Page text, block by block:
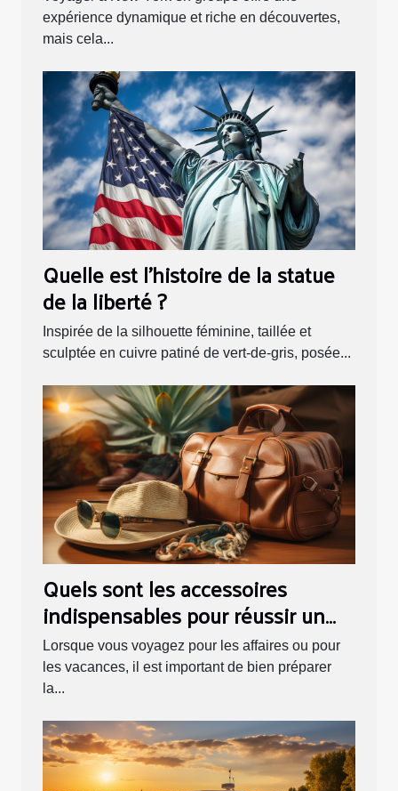
expérience dynamique et riche en découvertes,
mais cela...
Quelle est l’histoire de la statue
de la liberté ?
Inspirée de la silhouette féminine, taillée et
sculptée en cuivre patiné de vert-de-gris, posée...
Quels sont les accessoires
indispensables pour réussir un
voyage ?
Lorsque vous voyagez pour les affaires ou pour
les vacances, il est important de bien préparer
la...